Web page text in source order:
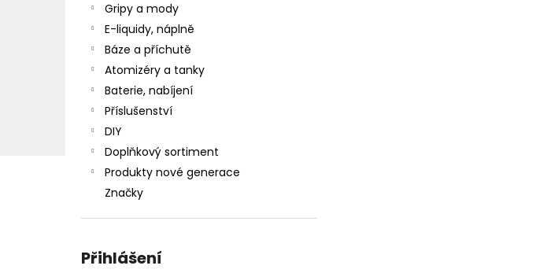
Gripy a mody
E-liquidy, náplně
Báze a příchutě
Atomizéry a tanky
Baterie, nabíjení
Příslušenství
DIY
Doplňkový sortiment
Produkty nové generace
Značky
Přihlášení